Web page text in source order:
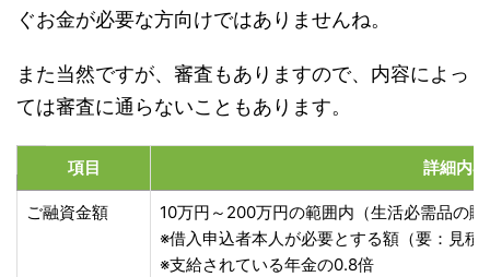
ぐお金が必要な方向けではありませんね。
また当然ですが、審査もありますので、内容によっ
ては審査に通らないこともあります。
項目 詳細内容
ご融資金額
10万円～200万円の範囲内（生活必需品の
※借入申込者本人が必要とする額（要：見積
※支給されている年金の0.8倍